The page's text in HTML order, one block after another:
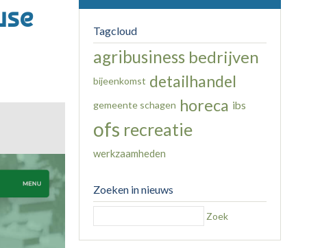
Tagcloud
agribusiness bedrijven
bijeenkomst detailhandel
gemeente schagen horeca ibs
ofs recreatie
werkzaamheden
Zoeken in nieuws
Zoek